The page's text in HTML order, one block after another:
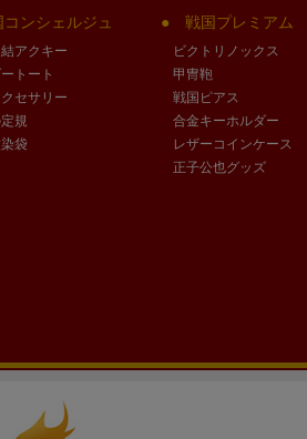
コンシェルジュ
アクキー
トート
セサリー
規
袋
戦国プレミアム
ビクトリノックス
甲冑鞄
戦国ピアス
合金キーホルダー
レザーコインケース
正子公也グッズ